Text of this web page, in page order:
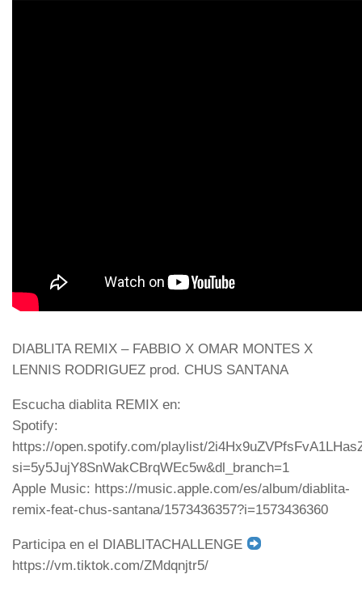
DIABLITA REMIX – FABBIO X OMAR MONTES X
LENNIS RODRIGUEZ prod. CHUS SANTANA
Escucha diablita REMIX en:
Spotify:
https://open.spotify.com/playlist/
si=5y5JujY8SnWakCBrqWEc5w&dl_branch=1
Apple Music: https://music.apple.com/es/album/diablita-
remix-feat-chus-santana/1573436357?i=1573436360
Participa en el DIABLITACHALLENGE
https://vm.tiktok.com/ZMdqnjtr5/